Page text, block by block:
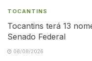
TOCANTINS
Tocantins terá 13
Senado Federal
08/08/2026